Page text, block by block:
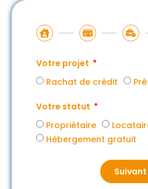
Votre projet
Rachat de crédit
Votre statut
Propriétaire
Hébergement gratuit
Suivant